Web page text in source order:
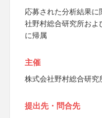
応募された分析結果
社野村総合研究所お
に帰属
主催
株式会社野村総合研究
提出先・問合先